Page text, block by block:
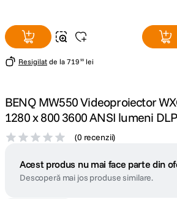
Resigilat de la 719 99 lei
BENQ MW550 Videoproiector
1280 x 800 3600 ANSI lumeni
(0 recenzii)
Acest produs nu mai face parte din
Descoperă mai jos produse similare.